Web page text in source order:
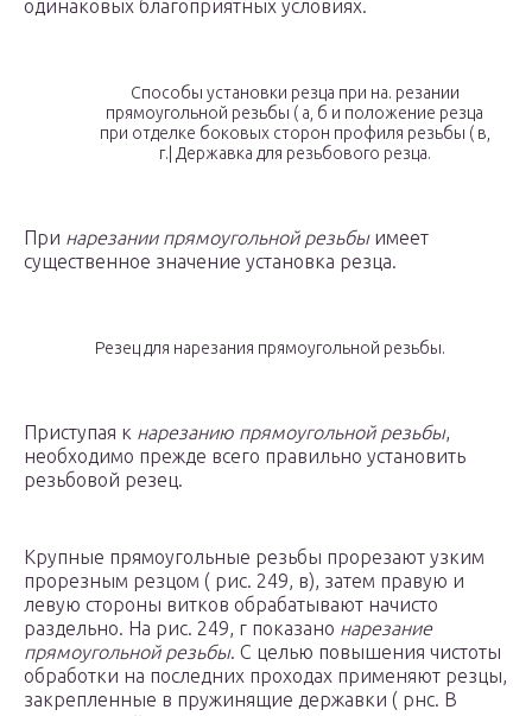
одинаковых благоприятных условиях.
Способы установки резца при на. резании
прямоугольной резьбы ( а, б и положение резца
при отделке боковых сторон профиля резьбы ( в,
г.| Державка для резьбового резца.
При нарезании прямоугольной резьбыимеет
существенное значение установка резца.
Резец для нарезания прямоугольной резьбы.
Приступая к нарезанию прямоугольной резьбы,
необходимо прежде всего правильно установить
резьбовой резец.
Крупные прямоугольные резьбы прорезают узким
прорезным резцом ( рис. 249, в), затем правую и
левую стороны витков обрабатывают начисто
раздельно. На рис. 249, г показано нарезание
прямоугольной резьбы. С целью повышения чистоты
обработки на последних проходах применяют резцы,
закрепленные в пружинящие державки ( рнс. В